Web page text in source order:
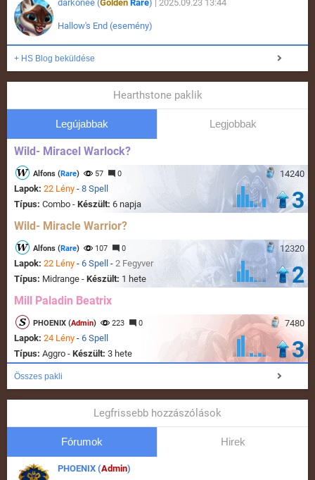
darkonee (Golden Rare) | 2025.09.23 13:44
Hallow's End (esemény)
+ HS Blog beküldése
Hearthstone paklik
Legújabbak Legjobbak
Wild- Miracel Warlock?
14240
Alfons (Rare) 57 0
Lapok: 22 Lény - 8 Spell
Típus: Combo - Készült: 6 napja 3
Wild- Miracle Warrior?
12320
Alfons (Rare) 107 0
Lapok: 22 Lény - 6 Spell - 2 Fegyver
Típus: Midrange - Készült: 1 hete 2
Mill Paladin Beatrix
7480
PHOENIX (Admin) 223 0
Lapok: 24 Lény - 6 Spell
Típus: Aggro - Készült: 3 hete 3
Összes pakli
Legfrissebb hozzászólások
Fórumok Hirek
PHOENIX (Admin)